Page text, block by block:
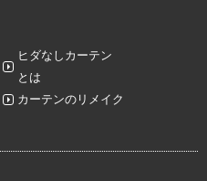
ヒダなしカーテン
とは
カーテンのリメイク